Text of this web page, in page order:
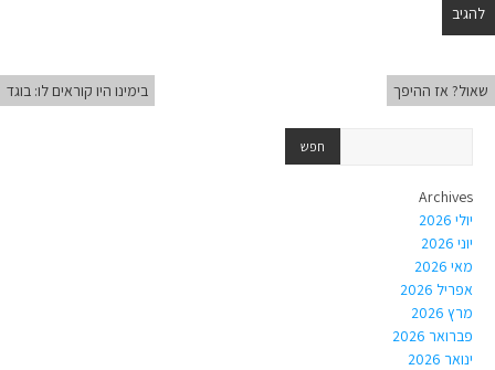
שאול? אז ההיפך בימינו היו קוראים לו: בוגד
Archives
יולי 2026
יוני 2026
מאי 2026
אפריל 2026
מרץ 2026
פברואר 2026
ינואר 2026